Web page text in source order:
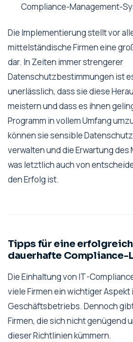
Compliance-Management-
Die Implementierung stellt vor
mittelständische Firmen eine
dar. In Zeiten immer strengerer
Datenschutzbestimmungen ist
unerlässlich, dass sie diese
meistern und dass es ihnen
Programm in vollem Umfang
können sie sensible
verwalten und die Erwartung des
was letztlich auch von
den Erfolg ist.
Tipps für eine
dauerhafte Compliance-
Die Einhaltung von IT-
viele Firmen ein wichtiger Aspekt
Geschäftsbetriebs. Dennoch
Firmen, die sich nicht genügend
dieser Richtlinien kümmern.